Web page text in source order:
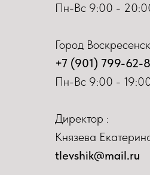
Пн-Вс 9:00 -
Город
+7 (901) 799-62-
Пн-Вс 9:00 -
Директор :
Князева
tlevshik@mail.ru